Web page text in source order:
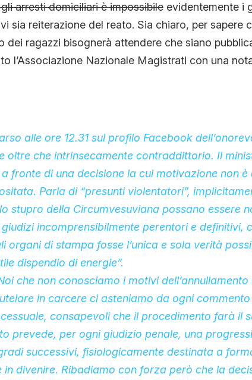
arresti domiciliari è impossibileevidentemente i
sia reiterazione del reato. Sia chiaro, per sapere
dei ragazzi bisognerà attendere che siano
l’Associazione Nazionale Magistrati con una
alle ore 12.31 sul profilo Facebook
oltre che intrinsecamente contraddittorio. Il
a fronte di una decisione la cui motivazione non
Parla di “presunti violentatori”,
stupro della Circumvesuviana possano essere
incomprensibilmente perentori e definitivi,
organi di stampa fosse l’unica e sola verità
dispendio di energie”.
che non conosciamo i motivi dell’annullamento
in carcere ci asteniamo da ogni
consapevoli che il procedimento farà il
prevede, per ogni giudizio penale, una
successivi, fisiologicamente destinata a
in divenire. Ribadiamo con forza però che la